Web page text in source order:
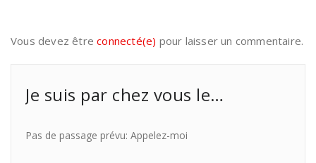
Vous devez êtreconnecté(e) pour laisser un commentaire.
Je suis par chez vous le…
Pas de passage prévu: Appelez-moi